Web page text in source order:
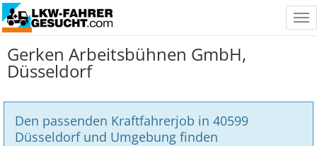
Gerken Arbeitsbühnen GmbH,
Düsseldorf
Den passenden Kraftfahrerjob in 40599
Düsseldorf und Umgebung finden